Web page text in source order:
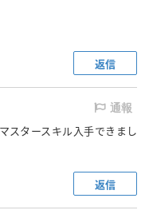
返信
通報
スタースキル入手できまし
返信